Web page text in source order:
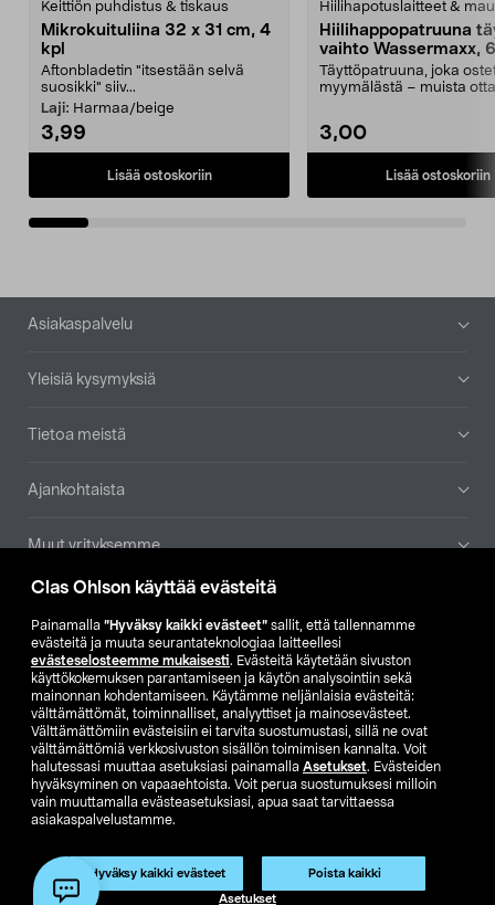
Clas Ohlson käyttää evästeitä
Painamalla ”Hyväksy kaikki evästeet” sallit, että tallennamme
evästeitä ja muuta seurantateknologiaa laitteellesi
evästeselosteemme mukaisesti. Evästeitä käytetään sivuston
käyttökokemuksen parantamiseen ja käytön analysointiin sekä
mainonnan kohdentamiseen. Käytämme neljänlaisia evästeitä:
välttämättömät, toiminnalliset, analyyttiset ja mainosevästeet.
Välttämättömiin evästeisiin ei tarvita suostumustasi, sillä ne ovat
välttämättömiä verkkosivuston sisällön toimimisen kannalta. Voit
halutessasi muuttaa asetuksiasi painamalla Asetukset. Evästeiden
hyväksyminen on vapaaehtoista. Voit perua suostumuksesi milloin
vain muuttamalla evästeasetuksiasi, apua saat tarvittaessa
asiakaspalvelustamme.
Hyväksy kaikki evästeet Poista kaikki
Asetukset
Tuote on poistunut
Tuotenro: 59-1230-95
Keittiön puhdistus & tiskaus
Mikrokuituliina 32 x 31 cm, 4
kpl
Aftonbladetin "itsestään selvä
suosikki" siiv...
Laji: Harmaa/beige
3,99
Lisää ostoskoriin
Hiilihapotuslaitteet &
Hiilihappopatruuna
vaihto Wassermaxx,
Täyttöpatruuna, joka
myymälästä – muista
3,00
Lisää ostoskoriin
Alatunniste
Asiakaspalvelu
Yleisiä kysymyksiä
Tietoa meistä
Ajankohtaista
Muut yrityksemme
Etsi myymälä
SE NO FI
FI SV
Näytä hinnat ilman ALV:a